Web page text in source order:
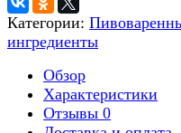
Категории:
ингредиенты
Обзор
Характеристики
Отзывы 0